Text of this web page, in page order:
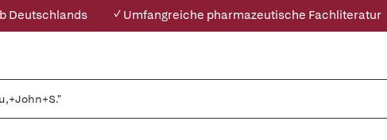
Deutschlands ✓ Umfangreiche pharmazeutische Fachliteratur